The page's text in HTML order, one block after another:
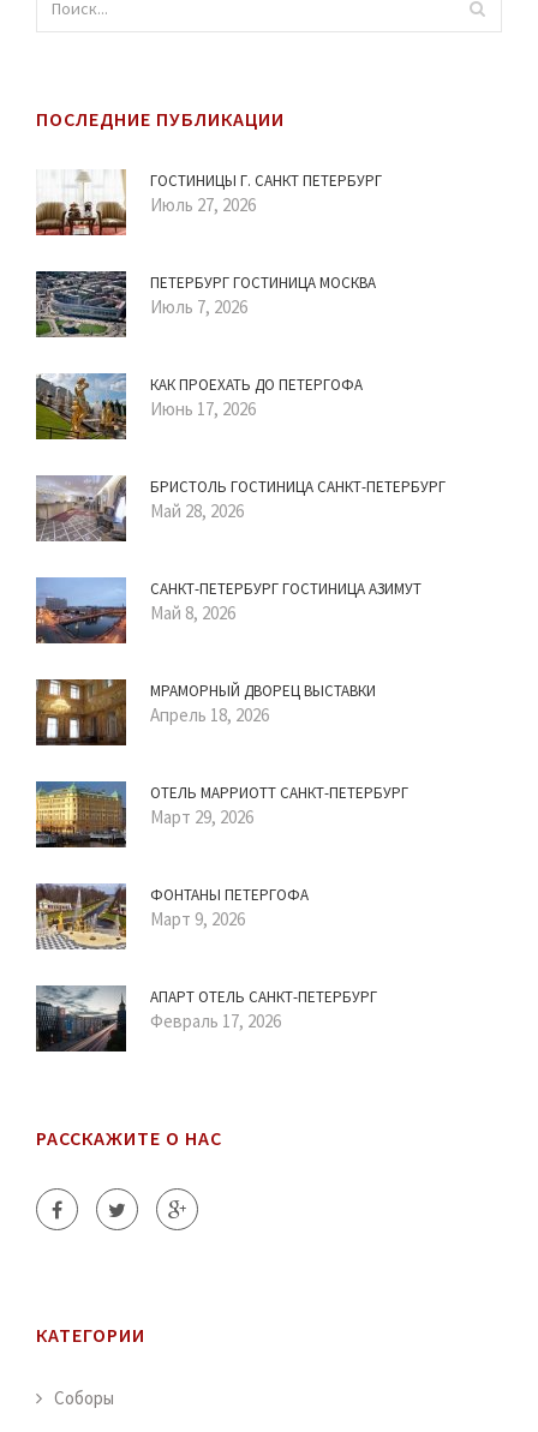
ПОСЛЕДНИЕ ПУБЛИКАЦИИ
ГОСТИНИЦЫ Г. САНКТ ПЕТЕРБУРГ
Июль 27, 2026
ПЕТЕРБУРГ ГОСТИНИЦА МОСКВА
Июль 7, 2026
КАК ПРОЕХАТЬ ДО ПЕТЕРГОФА
Июнь 17, 2026
БРИСТОЛЬ ГОСТИНИЦА САНКТ-ПЕТЕРБУРГ
Май 28, 2026
САНКТ-ПЕТЕРБУРГ ГОСТИНИЦА АЗИМУТ
Май 8, 2026
МРАМОРНЫЙ ДВОРЕЦ ВЫСТАВКИ
Апрель 18, 2026
ОТЕЛЬ МАРРИОТТ САНКТ-ПЕТЕРБУРГ
Март 29, 2026
ФОНТАНЫ ПЕТЕРГОФА
Март 9, 2026
АПАРТ ОТЕЛЬ САНКТ-ПЕТЕРБУРГ
Февраль 17, 2026
РАССКАЖИТЕ О НАС
КАТЕГОРИИ
Соборы